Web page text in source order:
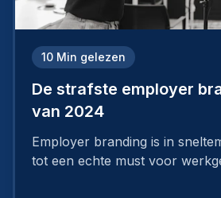
10 Min gelezen
De strafste employer
van 2024
Employer branding is in
tot een echte must voor